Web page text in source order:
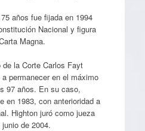
años fue fijada en 1994
Nacional y figura
Magna.
la Corte Carlos Fayt
permanecer en el máximo
97 años. En su caso,
en 1983, con anterioridad a
Highton juró como jueza
de 2004.